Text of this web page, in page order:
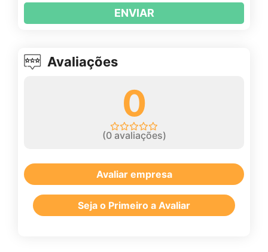
ENVIAR
Avaliações
0
(0avaliações)
Avaliar empresa
Seja o Primeiro a Avaliar